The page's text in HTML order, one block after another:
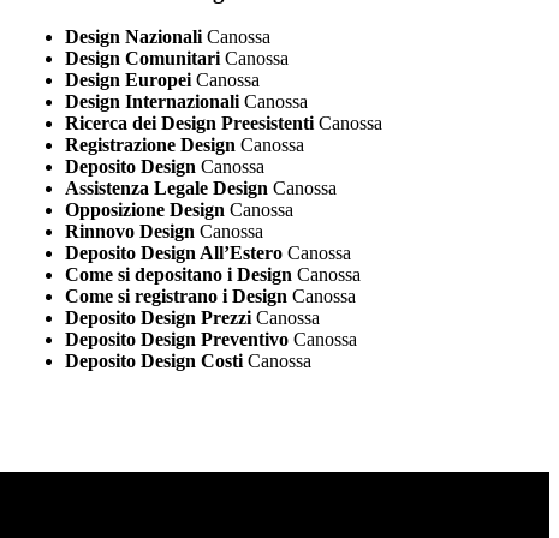
Design Nazionali Canossa
Design Comunitari Canossa
Design Europei Canossa
Design Internazionali Canossa
Ricerca dei Design Preesistenti Canossa
Registrazione Design Canossa
Deposito Design Canossa
Assistenza Legale Design Canossa
Opposizione Design Canossa
Rinnovo Design Canossa
Deposito Design All’Estero Canossa
Come si depositano i Design Canossa
Come si registrano i Design Canossa
Deposito Design Prezzi Canossa
Deposito Design Preventivo Canossa
Deposito Design Costi Canossa